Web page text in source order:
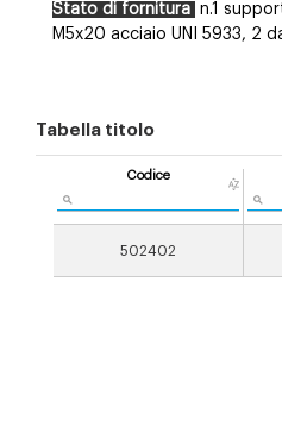
Stato di fornitura n.1
M5x20 acciaio UNI 5933, 2
Tabella titolo
Codice
502402